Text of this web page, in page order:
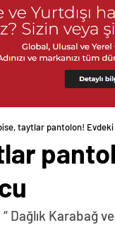
taytlar pantolon!
Dağlık Karabağ